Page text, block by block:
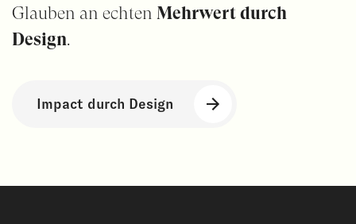
Glauben an echten Mehrwert durch
Design.
Impact durch Design